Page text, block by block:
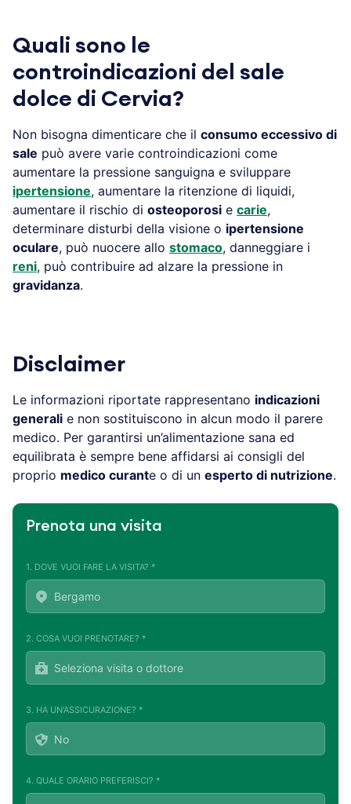
Quali sono le
controindicazioni del sale
dolce di Cervia?
Non bisogna dimenticare che il consumo eccessivo di
sale può avere varie controindicazioni come
aumentare la pressione sanguigna e sviluppare
ipertensione, aumentare la ritenzione di liquidi,
aumentare il rischio di osteoporosi e carie,
determinare disturbi della visione o ipertensione
oculare, può nuocere allo stomaco, danneggiare i
reni, può contribuire ad alzare la pressione in
gravidanza.
Disclaimer
Le informazioni riportate rappresentano indicazioni
generali e non sostituiscono in alcun modo il parere
medico. Per garantirsi un’alimentazione sana ed
equilibrata è sempre bene affidarsi ai consigli del
proprio medico curante o di un esperto di nutrizione.
Prenota una visita
1. DOVE VUOI FARE LA VISITA? *
2. COSA VUOI PRENOTARE? *
3. HA UN'ASSICURAZIONE? *
4. QUALE ORARIO PREFERISCI? *